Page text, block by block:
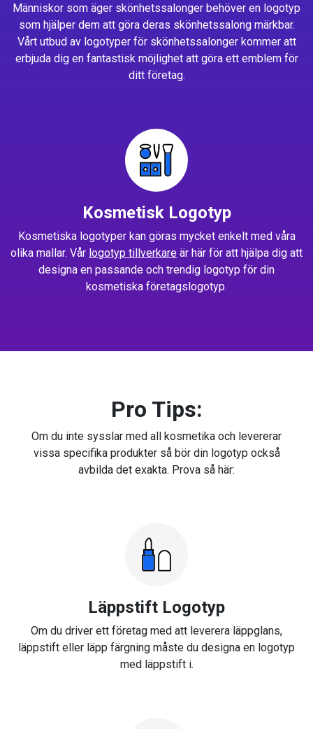
Människor som äger skönhetssalonger behöver en logotyp
som hjälper dem att göra deras skönhetssalong märkbar.
Vårt utbud av logotyper för skönhetssalonger kommer att
erbjuda dig en fantastisk möjlighet att göra ett emblem för
ditt företag.
Kosmetisk Logotyp
Kosmetiska logotyper kan göras mycket enkelt med våra
olika mallar. Vår logotyp tillverkare är här för att hjälpa dig att
designa en passande och trendig logotyp för din
kosmetiska företagslogotyp.
Pro Tips:
Om du inte sysslar med all kosmetika och levererar
vissa specifika produkter så bör din logotyp också
avbilda det exakta. Prova så här:
Läppstift Logotyp
Om du driver ett företag med att leverera läppglans,
läppstift eller läpp färgning måste du designa en logotyp
med läppstift i.